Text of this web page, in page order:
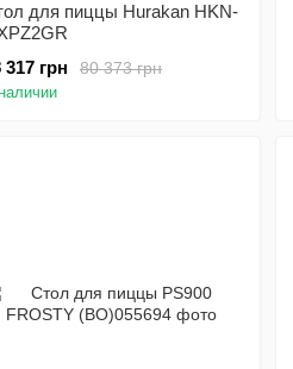
для пиццы Hurakan HKN-
80 373 грн
317 грн